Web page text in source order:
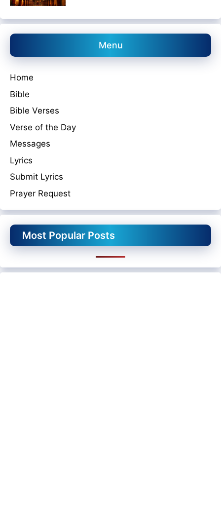
Menu
Home
Bible
Bible Verses
Verse of the Day
Messages
Lyrics
Submit Lyrics
Prayer Request
Most Popular Posts